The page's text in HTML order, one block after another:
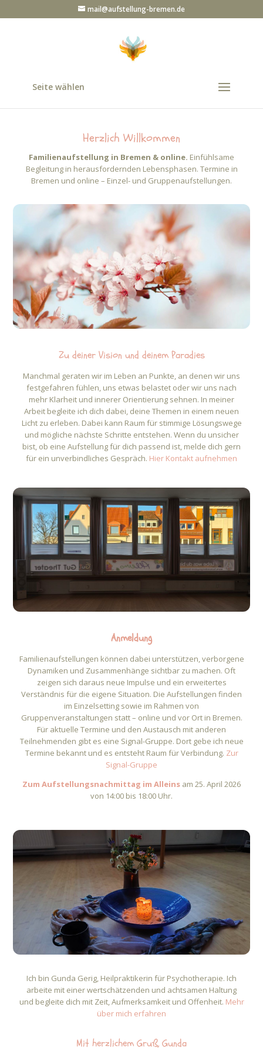
mail@aufstellung-bremen.de
Seite wählen
Herzlich Willkommen
Familienaufstellung in Bremen & online. Einfühlsame
Begleitung in herausfordernden Lebensphasen. Termine in
Bremen und online – Einzel- und Gruppenaufstellungen.
Zu deiner Vision und deinem Paradies
Manchmal geraten wir im Leben an Punkte, an denen wir uns
festgefahren fühlen, uns etwas belastet oder wir uns nach
mehr Klarheit und innerer Orientierung sehnen. In meiner
Arbeit begleite ich dich dabei, deine Themen in einem neuen
Licht zu erleben. Dabei kann Raum für stimmige Lösungswege
und mögliche nächste Schritte entstehen. Wenn du unsicher
bist, ob eine Aufstellung für dich passend ist, melde dich gern
für ein unverbindliches Gespräch. Hier Kontakt aufnehmen
Anmeldung
Familienaufstellungen können dabei unterstützen, verborgene
Dynamiken und Zusammenhänge sichtbar zu machen. Oft
zeigen sich daraus neue Impulse und ein erweitertes
Verständnis für die eigene Situation. Die Aufstellungen finden
im Einzelsetting sowie im Rahmen von
Gruppenveranstaltungen statt – online und vor Ort in Bremen.
Für aktuelle Termine und den Austausch mit anderen
Teilnehmenden gibt es eine Signal-Gruppe. Dort gebe ich neue
Termine bekannt und es entsteht Raum für Verbindung. Zur
Signal-Gruppe
Zum Aufstellungsnachmittag im Alleins am 25. April 2026
von 14:00 bis 18:00 Uhr.
Ich bin Gunda Gerig, Heilpraktikerin für Psychotherapie. Ich
arbeite mit einer wertschätzenden und achtsamen Haltung
und begleite dich mit Zeit, Aufmerksamkeit und Offenheit. Mehr
über mich erfahren
Mit herzlichem Gruß, Gunda